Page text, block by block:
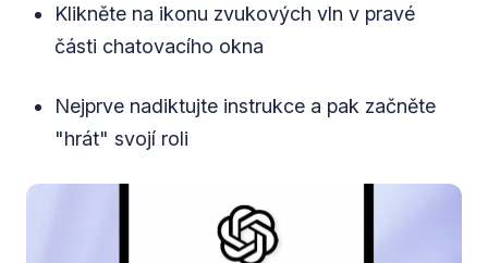
Klikněte na ikonu zvukových vln v pravé
části chatovacího okna
Nejprve nadiktujte instrukce a pak začněte
"hrát" svojí roli